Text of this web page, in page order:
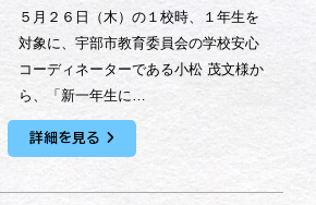
５月２６日（木）の１校時、１年生を
対象に、宇部市教育委員会の学校安心
コーディネーターである小松 茂文様か
ら、「新一年生に…
詳細を見る